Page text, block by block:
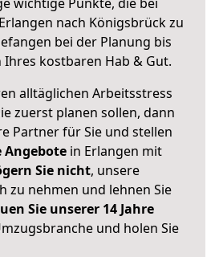
nach Königsbrück zu
bei der Planung bis
kostbaren Hab & Gut.
alltäglichen Arbeitsstress
zuerst planen sollen, dann
Partner für Sie und stellen
in Erlangen mit
Sie nicht, unsere
zu nehmen und lehnen Sie
Sie unserer 14 Jahre
und holen Sie